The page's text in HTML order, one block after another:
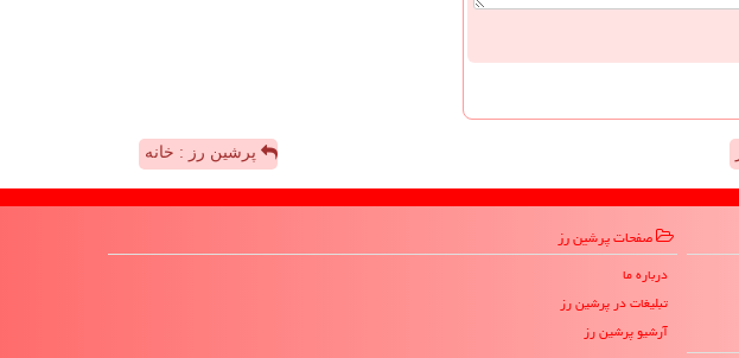
پرشین رز : خانه
صفحات پرشین رز
درباره ما
تبلیغات در پرشین رز
آرشیو پرشین رز